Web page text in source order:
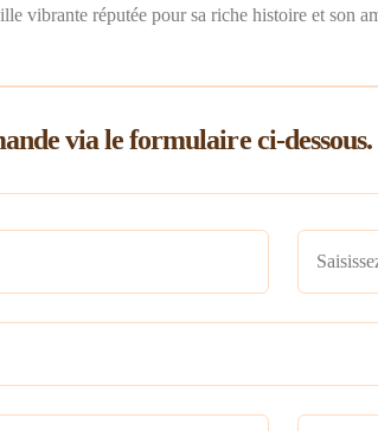
vibrante réputée pour sa riche histoire et son
via le formulaire ci-dessous.